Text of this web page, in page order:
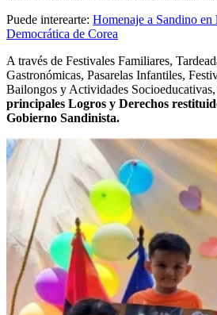
Puede interearte: Homenaje a Sandino
Democrática de Corea
A través de Festivales Familiares,
Gastronómicas, Pasarelas Infantiles,
Bailongos y Actividades
principales Logros y Derechos
Gobierno Sandinista.